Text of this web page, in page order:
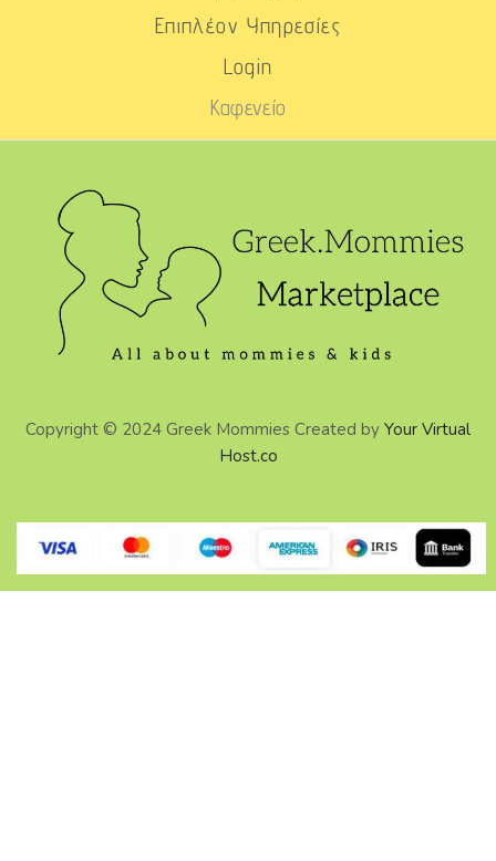
Επιπλέον Υπηρεσίες
Login
Καφενείο
Copyright © 2024 Greek Mommies Created by Your Virtual
Host.co